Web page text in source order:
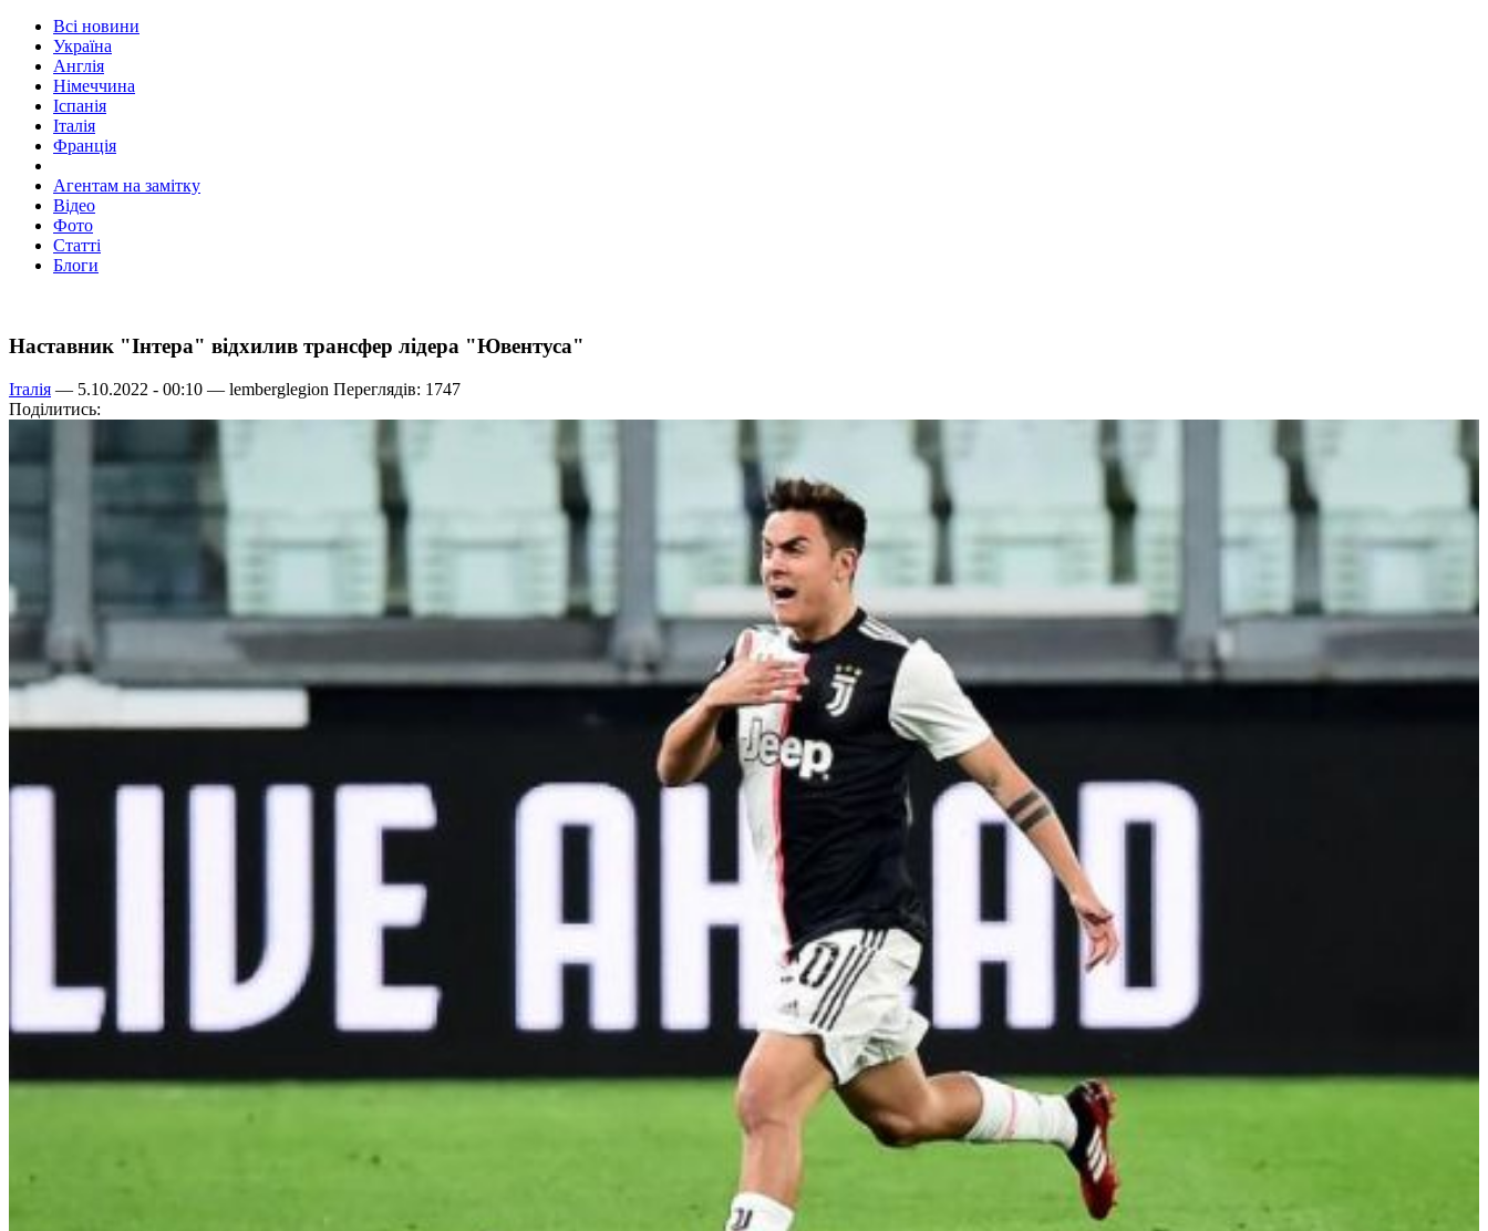
Всі новини
Україна
Англія
Німеччина
Іспанія
Італія
Франція
Агентам на замітку
Відео
Фото
Статті
Блоги
Наставник "Інтера" відхилив трансфер лідера "Ювентуса"
Італія — 5.10.2022 - 00:10 — lemberglegion Переглядів: 1747
Поділитись: